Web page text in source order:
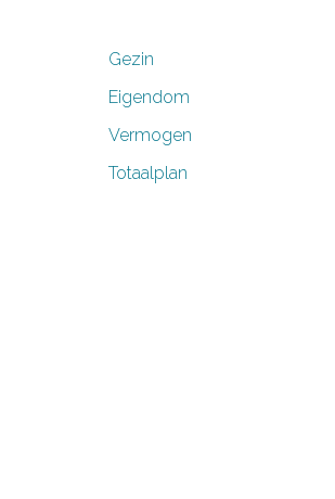
Gezin
Eigendom
Vermogen
Totaalplan